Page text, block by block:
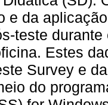
e da
teste
Estes
Survey e
do